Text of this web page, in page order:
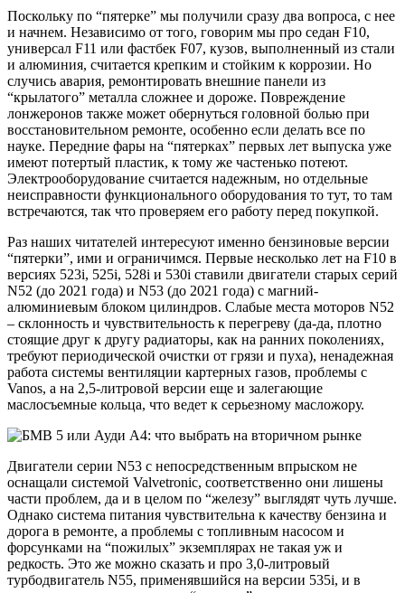
Поскольку по “пятерке” мы получили сразу два вопроса, с нее
и начнем. Независимо от того, говорим мы про седан F10,
универсал F11 или фастбек F07, кузов, выполненный из стали
и алюминия, считается крепким и стойким к коррозии. Но
случись авария, ремонтировать внешние панели из
“крылатого” металла сложнее и дороже. Повреждение
лонжеронов также может обернуться головной болью при
восстановительном ремонте, особенно если делать все по
науке. Передние фары на “пятерках” первых лет выпуска уже
имеют потертый пластик, к тому же частенько потеют.
Электрооборудование считается надежным, но отдельные
неисправности функционального оборудования то тут, то там
встречаются, так что проверяем его работу перед покупкой.
Раз наших читателей интересуют именно бензиновые версии
“пятерки”, ими и ограничимся. Первые несколько лет на F10 в
версиях 523i, 525i, 528i и 530i ставили двигатели старых серий
N52 (до 2021 года) и N53 (до 2021 года) с магний-
алюминиевым блоком цилиндров. Слабые места моторов N52
– склонность и чувствительность к перегреву (да-да, плотно
стоящие друг к другу радиаторы, как на ранних поколениях,
требуют периодической очистки от грязи и пуха), ненадежная
работа системы вентиляции картерных газов, проблемы с
Vanos, а на 2,5-литровой версии еще и залегающие
маслосъемные кольца, что ведет к серьезному масложору.
Двигатели серии N53 с непосредственным впрыском не
оснащали системой Valvetronic, соответственно они лишены
части проблем, да и в целом по “железу” выглядят чуть лучше.
Однако система питания чувствительна к качеству бензина и
дорога в ремонте, а проблемы с топливным насосом и
форсунками на “пожилых” экземплярах не такая уж и
редкость. Это же можно сказать и про 3,0-литровый
турбодвигатель N55, применявшийся на версии 535i, и в